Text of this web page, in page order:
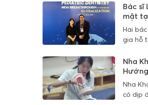
khoa
triển
biệt:
Bác sĩ
mặt
Trẻ
2025
Hai
gia hỗ
VAPD
tri thức
hướng
lĩnh
Nha
Răng
Nha
có dịp